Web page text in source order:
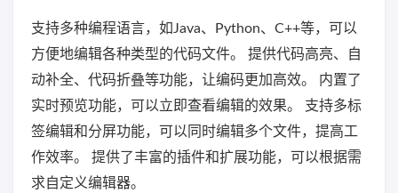
支持多种编程语言，如Java、Python、C++等，可以
方便地编辑各种类型的代码文件。 提供代码高亮、自
动补全、代码折叠等功能，让编码更加高效。 内置了
实时预览功能，可以立即查看编辑的效果。 支持多标
签编辑和分屏功能，可以同时编辑多个文件，提高工
作效率。 提供了丰富的插件和扩展功能，可以根据需
求自定义编辑器。